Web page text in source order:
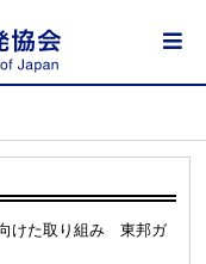
けた取り組み 東邦ガ